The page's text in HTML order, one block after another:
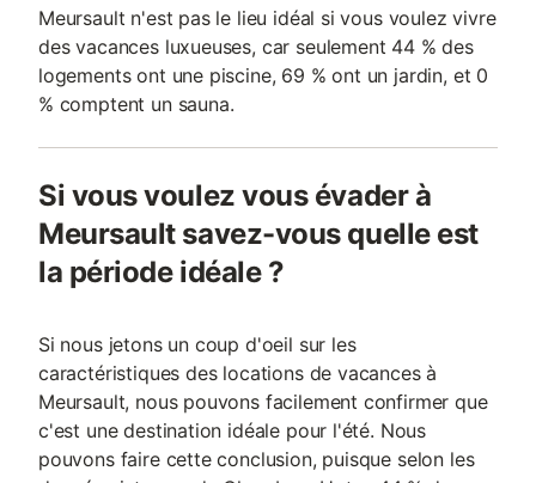
Meursault n'est pas le lieu idéal si vous voulez vivre
des vacances luxueuses, car seulement 44 % des
logements ont une piscine, 69 % ont un jardin, et 0
% comptent un sauna.
Si vous voulez vous évader à
Meursault savez-vous quelle est
la période idéale ?
Si nous jetons un coup d'oeil sur les
caractéristiques des locations de vacances à
Meursault, nous pouvons facilement confirmer que
c'est une destination idéale pour l'été. Nous
pouvons faire cette conclusion, puisque selon les